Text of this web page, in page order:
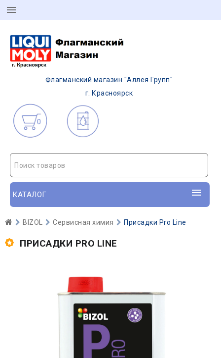
Флагманский магазин "Аллея Групп"
г. Красноярск
0
Поиск товаров
КАТАЛОГ
BIZOL Сервисная химия Присадки Pro Line
ПРИСАДКИ PRO LINE